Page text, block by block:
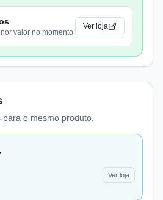
valor no momento
Ver loja
o mesmo produto.
Ver loja